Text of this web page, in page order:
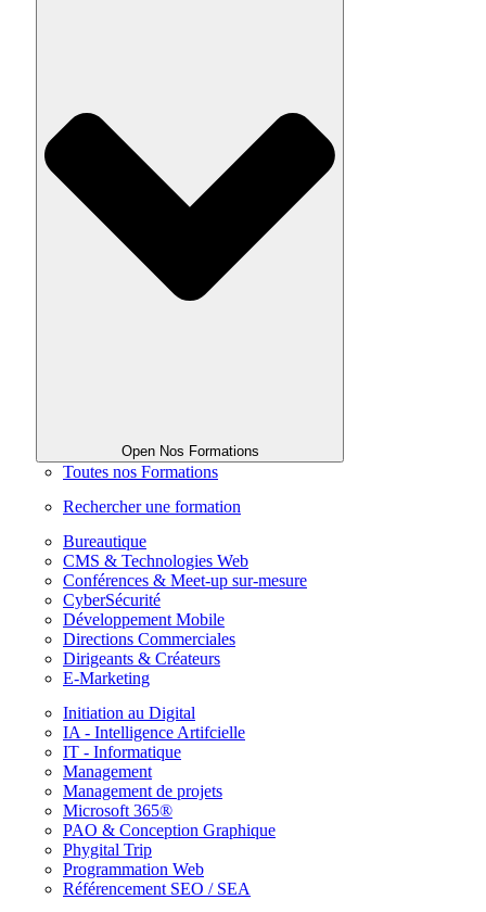
Open Nos Formations
Toutes nos Formations
Rechercher une formation
Bureautique
CMS & Technologies Web
Conférences & Meet-up sur-mesure
CyberSécurité
Développement Mobile
Directions Commerciales
Dirigeants & Créateurs
E-Marketing
Initiation au Digital
IA - Intelligence Artifcielle
IT - Informatique
Management
Management de projets
Microsoft 365®
PAO & Conception Graphique
Phygital Trip
Programmation Web
Référencement SEO / SEA